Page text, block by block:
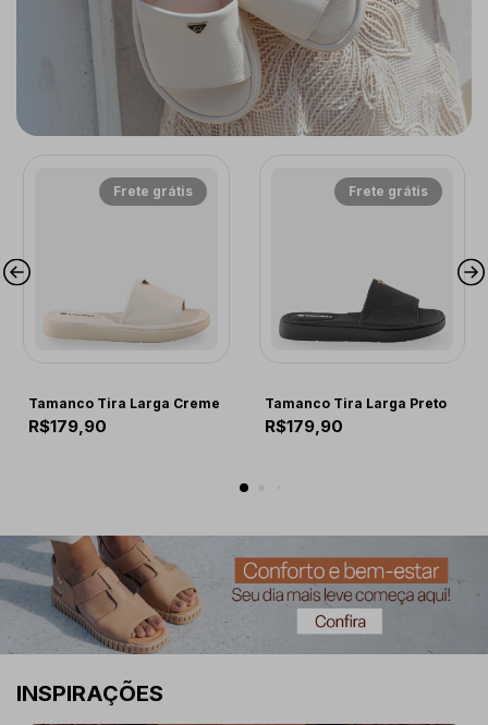
Frete grátis
Tamanco Tira Larga Creme
R$179,90
Frete grátis
Tamanco Tira Larga Preto
R$179,90
INSPIRAÇÕES